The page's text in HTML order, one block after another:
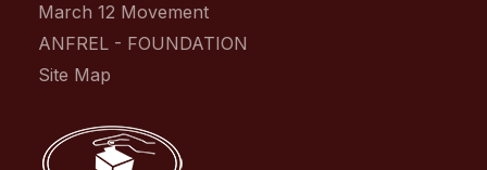
March 12 Movement
ANFREL - FOUNDATION
Site Map